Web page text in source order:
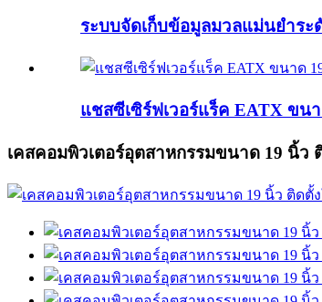
ระบบจัดเก็บข้อมูลมวลแม่นยำร
แชสซีเซิร์ฟเวอร์แร็ค EATX ขน
เคสคอมพิวเตอร์อุตสาหกรรมขนาด 19 นิ้ว